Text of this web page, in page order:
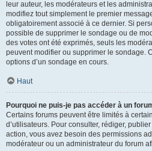
leur auteur, les modérateurs et les
modifiez tout simplement le premier
obligatoirement associé à ce dernier. Si
possible de supprimer le sondage ou de
des votes ont été exprimés, seuls les
peuvent modifier ou supprimer le sondage.
options d’un sondage en cours.
Haut
Pourquoi ne puis-je pas accéder à un
Certains forums peuvent être limités à
d’utilisateurs. Pour consulter, rédiger,
action, vous avez besoin des permissions
modérateur ou un administrateur du forum